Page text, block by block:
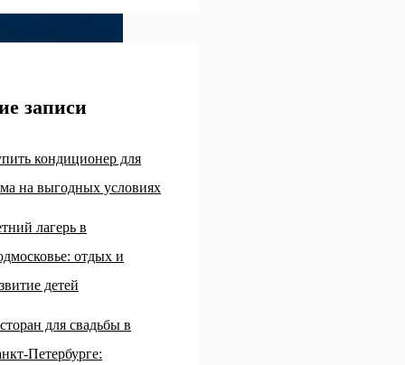
записи
кондиционер для
на выгодных условиях
лагерь в
отдых и
детей
для свадьбы в
Петербурге: